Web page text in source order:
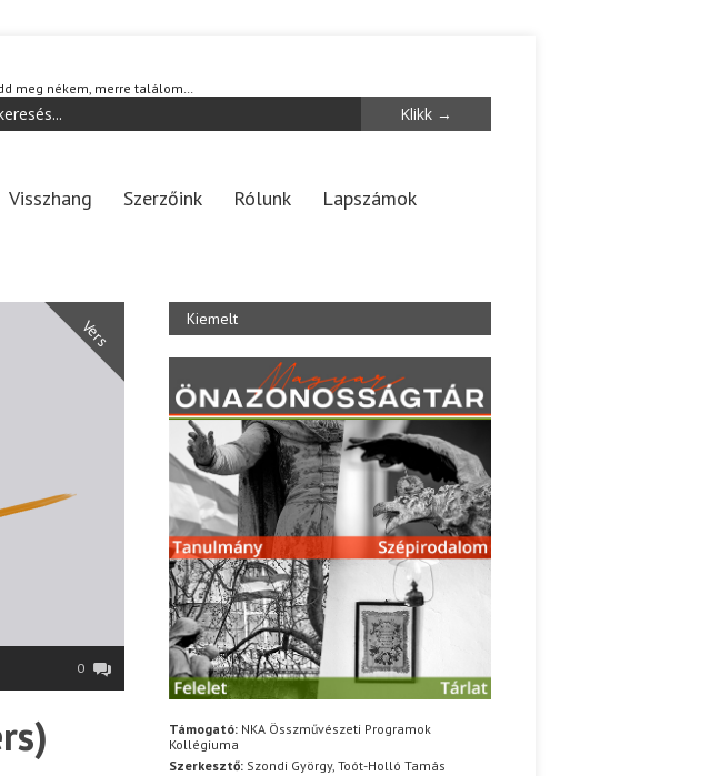
meg nékem, merre találom…
Visszhang Szerzőink Rólunk
Lapszámok
Vers
0
Kiemelt
Támogató: NKA Összművészeti Programok
Kollégiuma
Szerkesztő: Szondi György, Toót-Holló Tamás